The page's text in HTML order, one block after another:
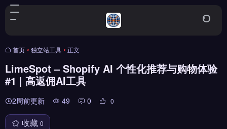
首页 • 独立站工具 • 正文
LimeSpot – Shopify AI 个性化推荐与购物体验
#1 | 高返佣AI工具
2周前更新 49 0 0
收藏 0